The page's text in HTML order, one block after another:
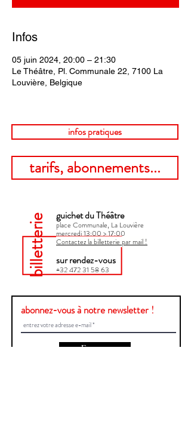
Infos
05 juin 2024, 20:00 – 21:30
Le Théâtre, Pl. Communale 22, 7100 La
Louvière, Belgique
infos pratiques
tarifs, abonnements...
billetterie guichet du Théâtre
place Communale, La Louvière
mercredi 13:00 > 17:00​
Contactez la billetterie par mail !
sur rendez-vous
+32 472 31 58 63
abonnez-vous à notre newsletter !
Envoyer